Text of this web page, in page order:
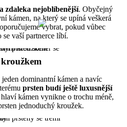
zdaleka nejoblíbenější. Obyčejný
kámen, na který se upíná veškerá
vybrat, pokud vůbec
se vaší partnerce líbí.
dominantní kámen a navíc
prsten budí ještě luxusnější
kámen vynikne o trochu méně,
jednoduchý kroužek.